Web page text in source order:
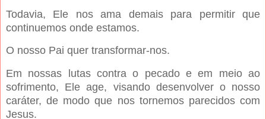
Todavia, Ele nos ama demais para permitir que
continuemos onde estamos.
O nosso Pai quer transformar-nos.
Em nossas lutas contra o pecado e em meio ao
sofrimento, Ele age, visando desenvolver o nosso
caráter, de modo que nos tornemos parecidos com
Jesus.